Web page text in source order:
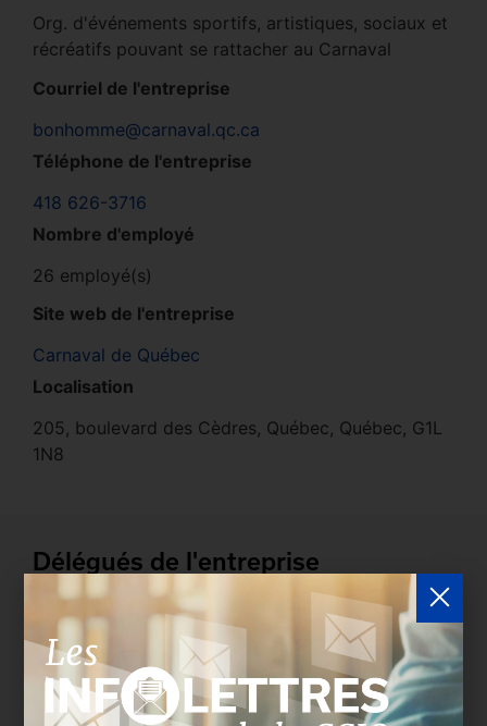
Org. d'événements sportifs, artistiques, sociaux et
récréatifs pouvant se rattacher au Carnaval
Courriel de l'entreprise
bonhomme@carnaval.qc.ca
Téléphone de l'entreprise
418 626-3716
Nombre d'employé
26 employé(s)
Site web de l'entreprise
Carnaval de Québec
Localisation
205, boulevard des Cèdres, Québec, Québec, G1L
1N8
Délégués de l'entreprise
Les entreprises membres peuvent bénéficier d’une
version plus détaillée du répertoire via leur espace
sécurisé.Connectez-vousafin de consulter le
profil complet des entreprises incluant les